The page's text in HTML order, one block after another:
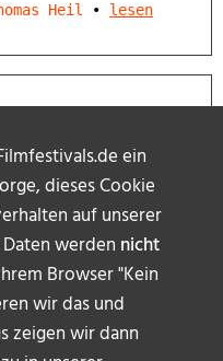
ein
dieses Cookie
auf unserer
werden nicht
Browser "Kein
wir das und
zeigen wir dann
Heil • lesen